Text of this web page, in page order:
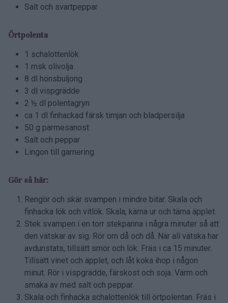
Salt och svartpeppar
Örtpolenta
1 schalottenlök
1 msk olivolja
8 dl hönsbuljong
3 dl vispgrädde
2 ½ dl polentagryn
ca 1 dl finhackad färsk timjan och bladpersilja
50 g parmesanost
Salt och peppar
Lingon till garnering
Gör så här:
Rengör och skär svampen i mindre bitar. Skala och
finhacka lök och vitlök. Skala, kärna ur och tärna äpplet.
Stek svampen i en torr stekpanna i några minuter så att
den vätskar av sig. Rör om då och då. När all vätska har
avdunstats, tillsätt smör och lök. Fräs i ca 15 minuter..
Tillsätt vinet och äpplet, och låt koka ihop i någon
minut. Rör i vispgrädde, färskost och soja. Värm och
smaka av med salt och peppar.
Skala och finhacka schalottenlök till örtpolentan. Fräs i